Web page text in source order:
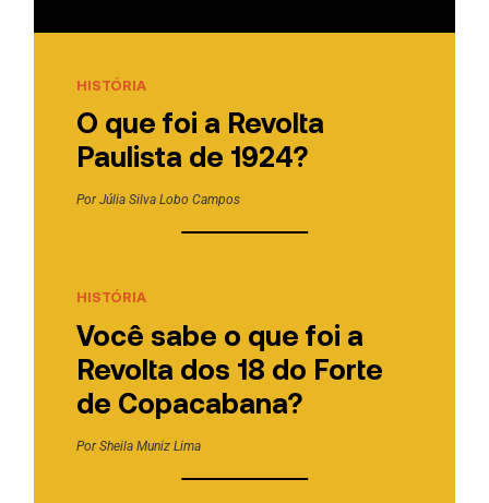
HISTÓRIA
O que foi a Revolta
Paulista de 1924?
PorJúlia Silva Lobo Campos
HISTÓRIA
Você sabe o que foi a
Revolta dos 18 do Forte
de Copacabana?
PorSheila Muniz Lima